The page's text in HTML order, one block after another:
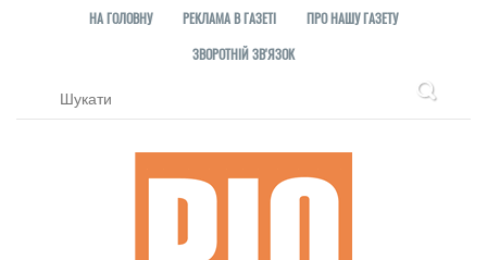
НА ГОЛОВНУ РЕКЛАМА В ГАЗЕТІ
ПРО НАШУ ГАЗЕТУ
ЗВОРОТНІЙ ЗВ'ЯЗОК